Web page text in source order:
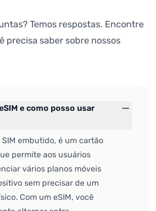
Temos respostas. Encontre
precisa saber sobre nossos
e como posso usar
SIM embutido, é um cartão
permite aos usuários
vários planos móveis
sem precisar de um
Com um eSIM, você